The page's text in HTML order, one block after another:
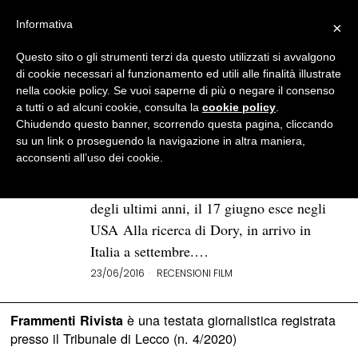
BROWSE TAG
Alla ricerca di Nemo
“Alla ricerca di Dory”: un sequel
senza pugni nello stomaco
Dopo 13 anni da Alla ricerca di Nemo,
degli ultimi anni, il 17 giugno esce negli
USA Alla ricerca di Dory, in arrivo in
Italia a settembre.…
23/06/2016 RECENSIONI FILM
Frammenti Rivistaè una testata giornalistica registrata
presso il Tribunale di Lecco (n. 4/2020)
×
Informativa
Questo sito o gli strumenti terzi da questo utilizzati si avvalgono
di cookie necessari al funzionamento ed utili alle finalità illustrate
nella cookie policy. Se vuoi saperne di più o negare il consenso
a tutti o ad alcuni cookie, consulta la cookie policy
Chiudendo questo banner, scorrendo questa pagina, cliccando
su un link o proseguendo la navigazione in altra maniera,
acconsenti all’uso dei cookie.